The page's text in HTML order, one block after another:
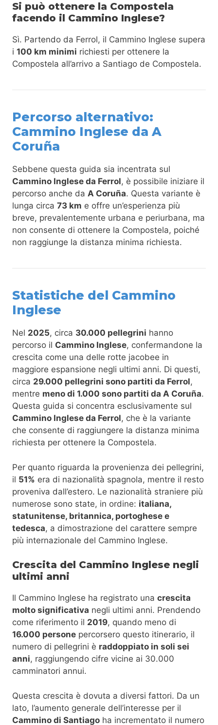
Si può ottenere la Compostela
facendo il Cammino Inglese?
Sì. Partendo da Ferrol, il Cammino Inglese supera
i 100 km minimi richiesti per ottenere la
Compostela all’arrivo a Santiago de Compostela.
Percorso alternativo:
Cammino Inglese da A
Coruña
Sebbene questa guida sia incentrata sul
Cammino Inglese da Ferrol, è possibile iniziare il
percorso anche da A Coruña. Questa variante è
lunga circa 73 km e offre un’esperienza più
breve, prevalentemente urbana e periurbana, ma
non consente di ottenere la Compostela, poiché
non raggiunge la distanza minima richiesta.
Statistiche del Cammino
Inglese
Nel 2025, circa 30.000 pellegrini hanno
percorso il Cammino Inglese, confermandone la
crescita come una delle rotte jacobee in
maggiore espansione negli ultimi anni. Di questi,
circa 29.000 pellegrini sono partiti da Ferrol,
mentre meno di 1.000 sono partiti da A Coruña.
Questa guida si concentra esclusivamente sul
Cammino Inglese da Ferrol, che è la variante
che consente di raggiungere la distanza minima
richiesta per ottenere la Compostela.
Per quanto riguarda la provenienza dei pellegrini,
il 51% era di nazionalità spagnola, mentre il resto
proveniva dall’estero. Le nazionalità straniere più
numerose sono state, in ordine: italiana,
statunitense, britannica, portoghese e
tedesca, a dimostrazione del carattere sempre
più internazionale del Cammino Inglese.
Crescita del Cammino Inglese negli
ultimi anni
Il Cammino Inglese ha registrato una crescita
molto significativa negli ultimi anni. Prendendo
come riferimento il 2019, quando meno di
16.000 persone percorsero questo itinerario, il
numero di pellegrini è raddoppiato in soli sei
anni, raggiungendo cifre vicine ai 30.000
camminatori annui.
Questa crescita è dovuta a diversi fattori. Da un
lato, l’aumento generale dell’interesse per il
Cammino di Santiago ha incrementato il numero